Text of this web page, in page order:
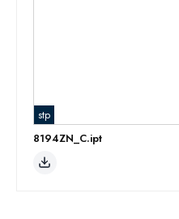
stp
8194ZN_C.ipt